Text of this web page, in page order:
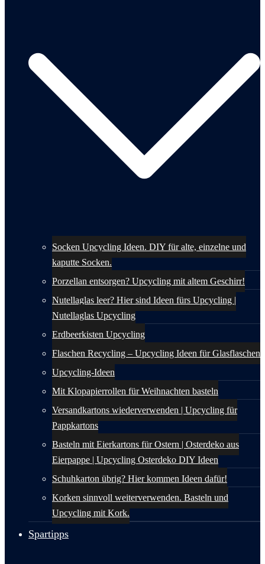
Socken Upcycling Ideen. DIY für alte, einzelne und
kaputte Socken.
Porzellan entsorgen? Upcycling mit altem Geschirr!
Nutellaglas leer? Hier sind Ideen fürs Upcycling |
Nutellaglas Upcycling
Erdbeerkisten Upcycling
Flaschen Recycling – Upcycling Ideen für Glasflaschen
Upcycling-Ideen
Mit Klopapierrollen für Weihnachten basteln
Versandkartons wiederverwenden | Upcycling für
Pappkartons
Basteln mit Eierkartons für Ostern | Osterdeko aus
Eierpappe | Upcycling Osterdeko DIY Ideen
Schuhkarton übrig? Hier kommen Ideen dafür!
Korken sinnvoll weiterverwenden. Basteln und
Upcycling mit Kork.
Spartipps